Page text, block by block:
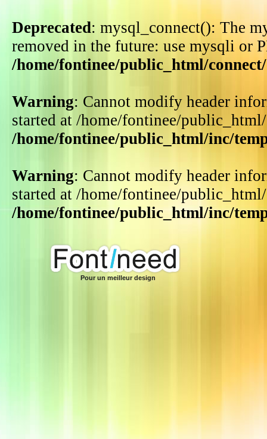
Deprecated: mysql_connect(): The
removed in the future: use mysqli or
/home/fontinee/public_html/
Warning: Cannot modify header
started at /home/fontinee/
/home/fontinee/public_html/inc/
Warning: Cannot modify header
started at /home/fontinee/
/home/fontinee/public_html/inc/
Pour un meilleur design